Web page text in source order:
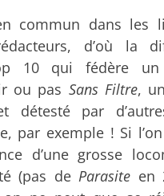
commun dans les
d’où la
10 qui fédère un
ou pas Sans Filtre,
détesté par
par exemple ! Si
d’une grosse
(pas deParasite en